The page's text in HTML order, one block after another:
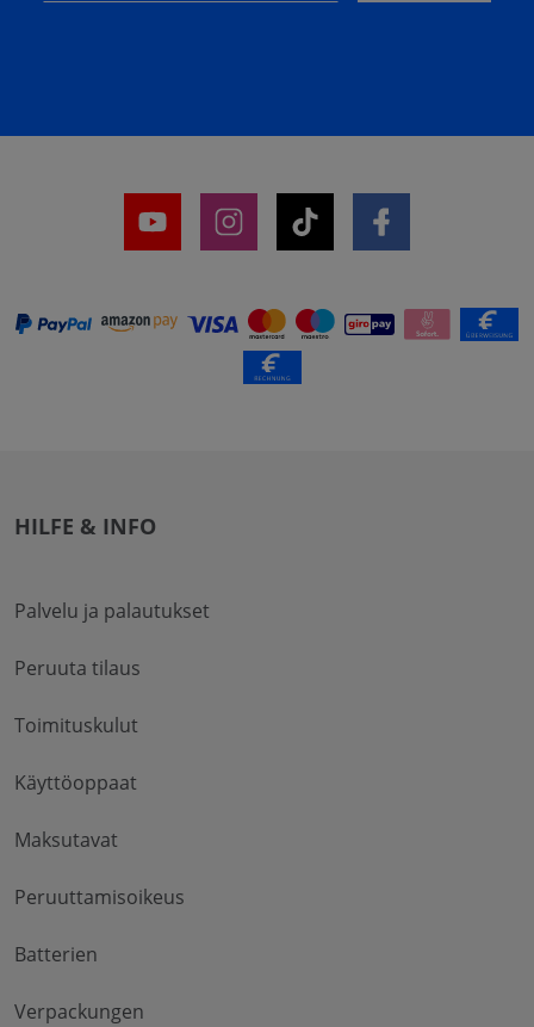
HILFE & INFO
Palvelu ja palautukset
Peruuta tilaus
Toimituskulut
Käyttöoppaat
Maksutavat
Peruuttamisoikeus
Batterien
Verpackungen